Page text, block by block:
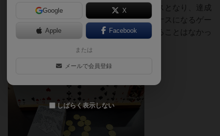
獲得したルールを達成できなければマイナスとなり、達成
してもちょいとプラスぐらいの基本はマイナスになるゲー
ムだが、得意だったみたいでマイナスになることはなかっ
Google X
Apple Facebook
または
メールで会員登録
しばらく表示しない